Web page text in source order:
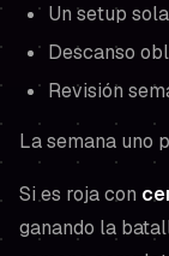
Un setup
Descanso
Revisión
La semana uno
Si es roja con
ganando la